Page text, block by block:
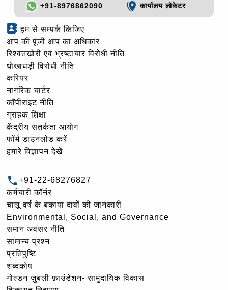
+91-8976862090
कार्यालय लोकेटर
हम से सम्पर्क किजिए
आप की पूंजी आप का अधिकार
रिश्वतखोरी एवं भ्रष्टाचार विरोधी नीति
धोखाधड़ी विरोधी नीति
करियर
नागरिक चार्टर
कॉपीराइट नीति
ग्राहक शिक्षा
केंद्रीय सतर्कता आयोग
फॉर्म डाउनलोड करें
हमारे विज्ञापन देखें
+91-22-68276827
कर्मचारी कॉर्नर
चालू वर्ष के बकाया दावों की जानकारी
Environmental, Social, and Governance
समान अवसर नीति
सामान्य प्रश्न
प्रतिपुष्टि
शब्दकोष
गोल्‍डन जुबली फ़ाउंडेशन- सामुदायिक विकास